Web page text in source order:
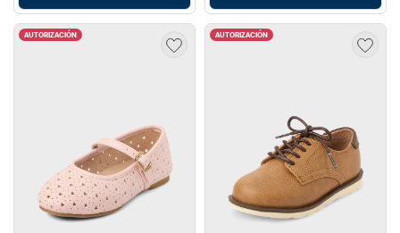
AUTORIZACIÓN AUTORIZACIÓN